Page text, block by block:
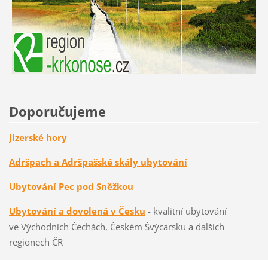
Doporučujeme
Jizerské hory
Adršpach a Adršpašské skály ubytování
Ubytování Pec pod Sněžkou
Ubytování a dovolená v Česku - kvalitní ubytování
ve Východních Čechách, Českém Švýcarsku a dalších
regionech ČR